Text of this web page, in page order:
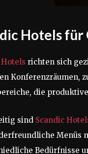
Hotels
richten sich
Konferenzräumen,
die
sind Scandic
Menüs
Bedürfnisse